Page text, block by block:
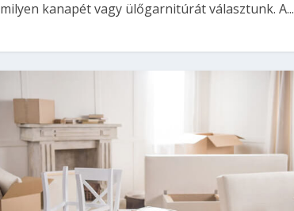
milyen kanapét vagy ülőgarnitúrát választunk. A...